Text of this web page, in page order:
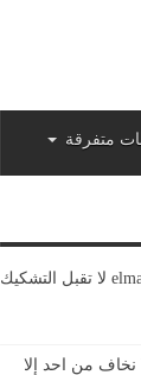
متفرقة
مصداقية elmaestrosport لا تقبل التشكيك
من احد إلا